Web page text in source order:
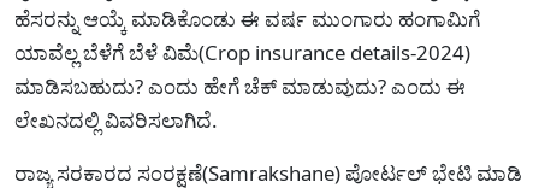
ಹೆಸರನ್ನು ಆಯ್ಕೆ ಮಾಡಿಕೊಂಡು ಈ ವರ್ಷ ಮುಂಗಾರು ಹಂಗಾಮಿಗೆ
ಯಾವೆಲ್ಲ ಬೆಳೆಗೆ ಬೆಳೆ ವಿಮೆ(Crop insurance details-2024)
ಮಾಡಿಸಬಹುದು? ಎಂದು ಹೇಗೆ ಚೆಕ್ ಮಾಡುವುದು? ಎಂದು ಈ
ಲೇಖನದಲ್ಲಿ ವಿವರಿಸಲಾಗಿದೆ.
ರಾಜ್ಯ ಸರಕಾರದ ಸಂರಕ್ಷಣೆ(Samrakshane) ಪೋರ್ಟಲ್ ಭೇಟಿ ಮಾಡಿ